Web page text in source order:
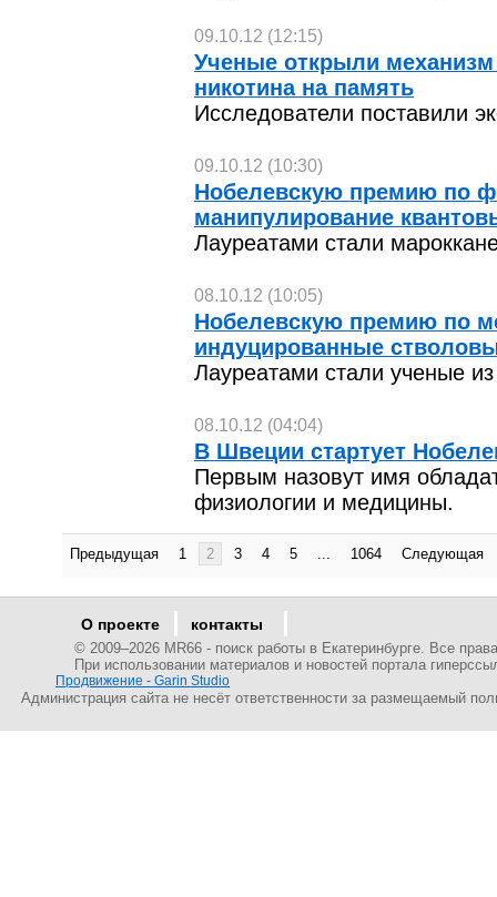
09.10.12 (12:15)
Ученые открыли
никотина на память
Исследователи поставили
09.10.12 (10:30)
Нобелевскую премию по
манипулирование
Лауреатами стали
08.10.12 (10:05)
Нобелевскую премию по
индуцированные
Лауреатами стали ученые
08.10.12 (04:04)
В Швеции стартует
Первым назовут имя
физиологии и медицины.
Предыдущая 1 2 3 4 5 ... 1064 Следующая
О проекте контакты
© 2009–2026 MR66 - поиск работы в Екатеринбурге. Все
При использовании материалов и новостей портала
Продвижение - Garin Studio
Администрация сайта не несёт ответственности за размещаемый